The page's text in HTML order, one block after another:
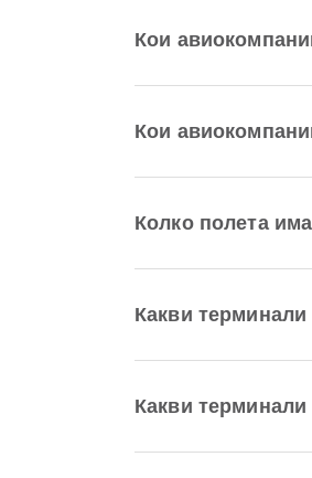
Кои
Кои
Колко полета
Какви
Какви